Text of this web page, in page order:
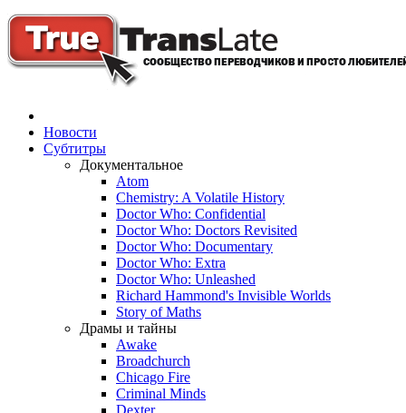
Новости
Субтитры
Документальное
Atom
Chemistry: A Volatile History
Doctor Who: Confidential
Doctor Who: Doctors Revisited
Doctor Who: Documentary
Doctor Who: Extra
Doctor Who: Unleashed
Richard Hammond's Invisible Worlds
Story of Maths
Драмы и тайны
Awake
Broadchurch
Chicago Fire
Criminal Minds
Dexter